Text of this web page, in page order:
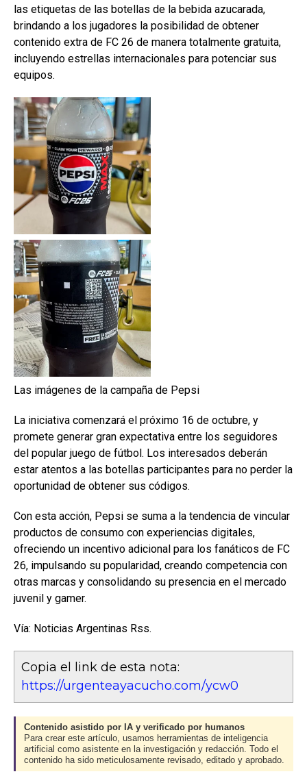
las etiquetas de las botellas de la bebida azucarada,
brindando a los jugadores la posibilidad de obtener
contenido extra de FC 26 de manera totalmente gratuita,
incluyendo estrellas internacionales para potenciar sus
equipos.
Las imágenes de la campaña de Pepsi
La iniciativa comenzará el próximo 16 de octubre, y
promete generar gran expectativa entre los seguidores
del popular juego de fútbol. Los interesados deberán
estar atentos a las botellas participantes para no perder la
oportunidad de obtener sus códigos.
Con esta acción, Pepsi se suma a la tendencia de vincular
productos de consumo con experiencias digitales,
ofreciendo un incentivo adicional para los fanáticos de FC
26, impulsando su popularidad, creando competencia con
otras marcas y consolidando su presencia en el mercado
juvenil y gamer.
Vía: Noticias Argentinas Rss.
Copia el link de esta nota:
https://urgenteayacucho.com/ycw0
Contenido asistido por IA y verificado por humanos
Para crear este artículo, usamos herramientas de inteligencia
artificial como asistente en la investigación y redacción. Todo el
contenido ha sido meticulosamente revisado, editado y aprobado.